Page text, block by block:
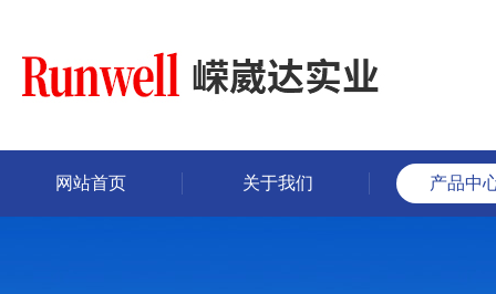
网站首页 关于我们 产品中